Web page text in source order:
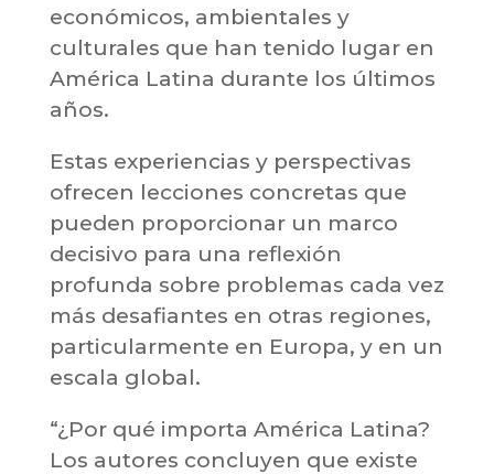
económicos, ambientales y
culturales que han tenido lugar en
América Latina durante los últimos
años.
Estas experiencias y perspectivas
ofrecen lecciones concretas que
pueden proporcionar un marco
decisivo para una reflexión
profunda sobre problemas cada vez
más desafiantes en otras regiones,
particularmente en Europa, y en un
escala global.
“¿Por qué importa América Latina?
Los autores concluyen que existe